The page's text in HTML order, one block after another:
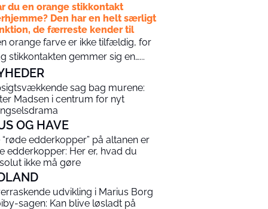
du en orange stikkontakt
Den har en helt særligt
de færreste kender til
orange farve er ikke tilfældig, for
stikkontakten gemmer sig en…...
sag bag murene:
Madsen i centrum for nyt
OG HAVE
“røde edderkopper” på altanen er
edderkopper: Her er, hvad du
ikke må gøre
udvikling i Marius Borg
sagen: Kan blive løsladt på